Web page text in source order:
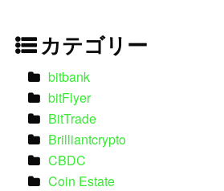
カテゴリー
bitbank
bitFlyer
BitTrade
Brilliantcrypto
CBDC
Coin Estate